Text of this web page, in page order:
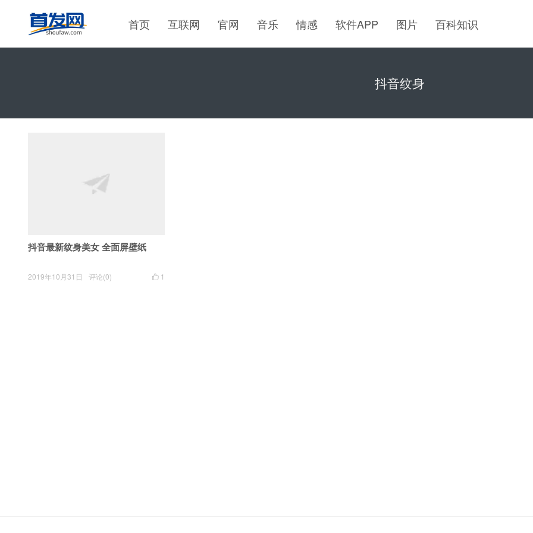
首页 互联网 官网 音乐 情感 软件APP 图片 百科知识
抖音纹身
抖音最新纹身美女 全面屏壁纸
 1
2019年10月31日 评论(0)